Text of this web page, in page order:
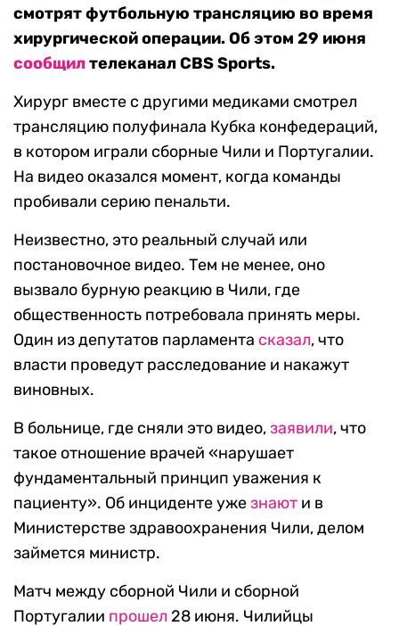
смотрят футбольную трансляцию во время
хирургической операции. Об этом 29 июня
сообщилтелеканал CBS Sports.
Хирург вместе с другими медиками смотрел
трансляцию полуфинала Кубка конфедераций,
в котором играли сборные Чили и Португалии.
На видео оказался момент, когда команды
пробивали серию пенальти.
Неизвестно, это реальный случай или
постановочное видео. Тем не менее, оно
вызвало бурную реакцию в Чили, где
общественность потребовала принять меры.
Один из депутатов парламента сказал, что
власти проведут расследование и накажут
виновных.
В больнице, где сняли это видео,заявили, что
такое отношение врачей «нарушает
фундаментальный принцип уважения к
пациенту». Об инциденте ужезнают и в
Министерстве здравоохранения Чили, делом
займется министр.
Матч между сборной Чили и сборной
Португалии прошел 28 июня. Чилийцы